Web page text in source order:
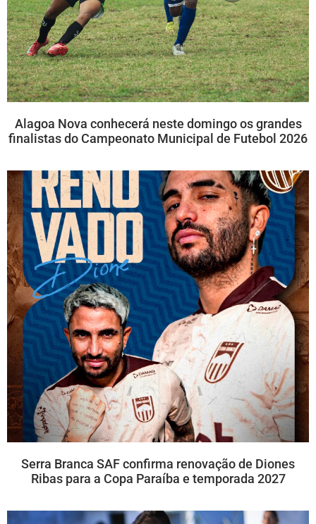
Alagoa Nova conhecerá neste domingo os grandes
finalistas do Campeonato Municipal de Futebol 2026
Serra Branca SAF confirma renovação de Diones
Ribas para a Copa Paraíba e temporada 2027